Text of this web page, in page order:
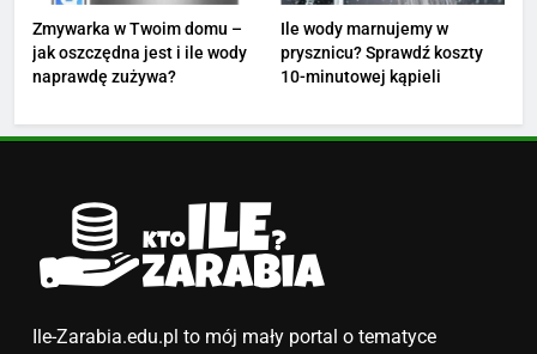
ZAROBKI
5
średnie zarobki na tym
6
Akcje charytatywne w szkole:
zainspirują
ZAROBKI
Zmywarka w Twoim domu –
jak oszczędna jest i ile wody
naprawdę zużywa?
Ile wody marnujemy w
prysznicu? Sprawdź koszty
10-minutowej kąpieli
Ile-Zarabia.edu.pl to mój mały portal o tematyce